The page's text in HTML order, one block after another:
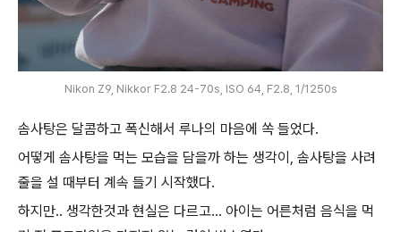
Nikon Z9, Nikkor F2.8 24-70s, ISO 64, F2.8, 1/1250s
솜사탕은 달콤하고 폭신해서 루나의 마음에 쏙 들었다.
어떻게 솜사탕을 먹는 모습을 담을까 하는 생각이, 솜사탕을 사려
줄을 설 때부터 계속 들기 시작했다.
하지만.. 생각한것과 현실은 다르고... 아이는 어른처럼 음식을 먹